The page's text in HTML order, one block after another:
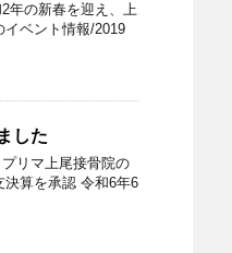
年の新春を迎え、上
ベント情報/2019
した
リマ上尾接骨院の
算を承認 令和6年6